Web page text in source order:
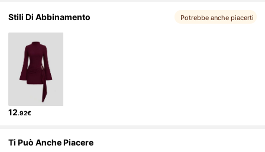
4.77 1.5M Follower
Stili Di Abbinamento Potrebbe anche piacerti
12.92€
Ti Può Anche Piacere